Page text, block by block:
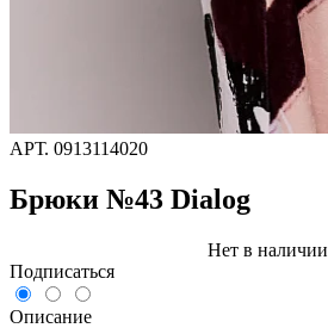
АРТ. 0913114020
Брюки №43 Dialog
Нет в наличии
Подписаться
Описание